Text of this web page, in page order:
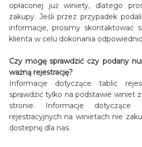
opłaconej już winiety, dlatego
zakupy. Jeśli przez przypadek
informacje, prosimy skontaktować
klienta w celu dokonania
Czy mogę sprawdzić czy podany
ważną rejestrację?
Informacje dotyczące tablic
sprawdzić tylko na podstawie winiet
stronie. Informacje
rejestracyjnych na winietach nie
dostepnę dla nas.